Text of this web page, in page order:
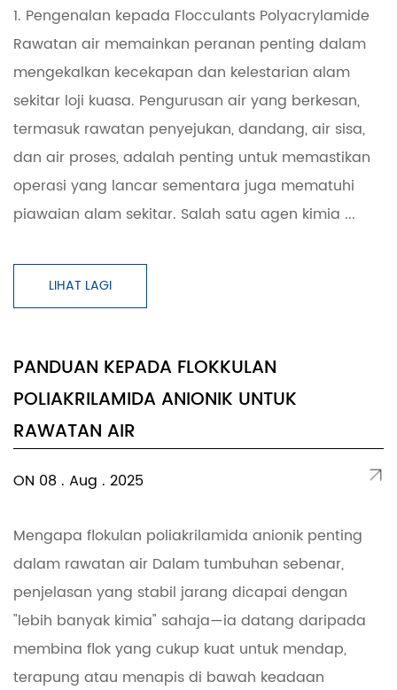
1. Pengenalan kepada Flocculants Polyacrylamide
Rawatan air memainkan peranan penting dalam
mengekalkan kecekapan dan kelestarian alam
sekitar loji kuasa. Pengurusan air yang berkesan,
termasuk rawatan penyejukan, dandang, air sisa,
dan air proses, adalah penting untuk memastikan
operasi yang lancar sementara juga mematuhi
piawaian alam sekitar. Salah satu agen kimia ...
LIHAT LAGI
PANDUAN KEPADA FLOKKULAN
POLIAKRILAMIDA ANIONIK UNTUK
RAWATAN AIR
ON 08 . Aug . 2025
Mengapa flokulan poliakrilamida anionik penting
dalam rawatan air Dalam tumbuhan sebenar,
penjelasan yang stabil jarang dicapai dengan
"lebih banyak kimia" sahaja—ia datang daripada
membina flok yang cukup kuat untuk mendap,
terapung atau menapis di bawah keadaan